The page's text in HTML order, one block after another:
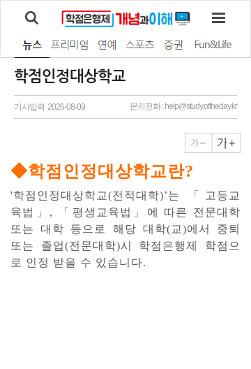
학점인정대상학교
기사입력 2026-08-09 문의전화 : help@study.oftheday.kr
◆학점인정대상학교란?
'학점인정대상학교(전적대학)’는 「고등교
육법」, 「평생교육법」에 따른 전문대학
또는 대학 등으로 해당 대학(교)에서 중퇴
또는 졸업(전문대학)시 학점은행제 학점으
로 인정 받을 수 있습니다.